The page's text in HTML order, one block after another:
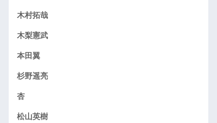
木村拓哉
木梨憲武
本田翼
杉野遥亮
杏
松山英樹